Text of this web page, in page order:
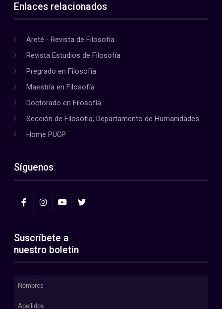
Enlaces relacionados
Areté - Revista de Filosofía
Revista Estudios de Filosofía
Pregrado en Filosofía
Maestría en Filosofía
Doctorado en Filosofía
Sección de Filosofía, Departamento de Humanidades
Home PUCP
Síguenos
Suscríbete a
nuestro boletín